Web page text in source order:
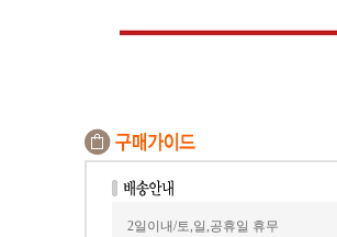
2일이내/토,일,공휴일 휴무